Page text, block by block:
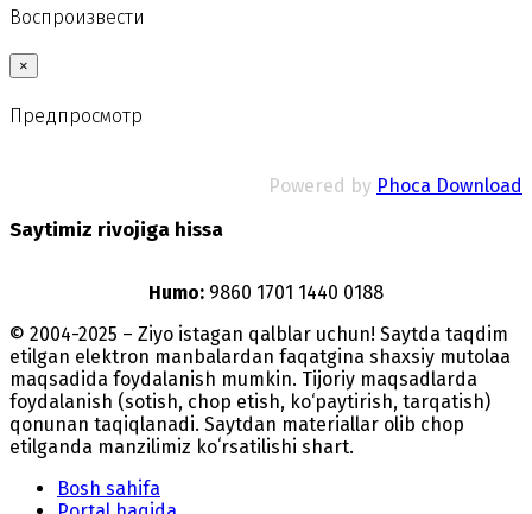
Воспроизвести
×
Предпросмотр
Powered by Phoca Download
Saytimiz rivojiga hissa
Humo: 9860 1701 1440 0188
© 2004-2025 – Ziyo istagan qalblar uchun! Saytda taqdim
etilgan elektron manbalardan faqatgina shaxsiy mutolaa
maqsadida foydalanish mumkin. Tijoriy maqsadlarda
foydalanish (sotish, chop etish, ko‘paytirish, tarqatish)
qonunan taqiqlanadi. Saytdan materiallar olib chop
etilganda manzilimiz koʻrsatilishi shart.
Bosh sahifa